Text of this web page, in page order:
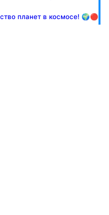
планет в космосе! 🌍🔴